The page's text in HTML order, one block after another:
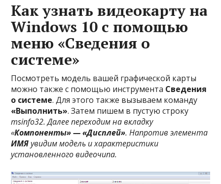
Как узнать видеокарту на
Windows 10 с помощью
меню «Сведения о
системе»
Посмотреть модель вашей графической карты
можно также с помощью инструмента Сведения
о системе. Для этого также вызываем команду
«Выполнить». Затем пишем в пустую строку
msinfo32. Далее переходим на вкладку
«Компоненты» — «Дисплей». Напротив элемента
ИМЯ увидим модель и характеристики
установленного видеочипа.